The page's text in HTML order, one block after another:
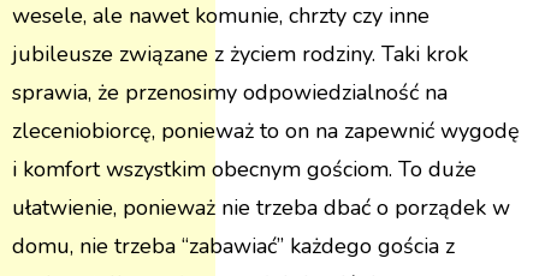
wesele, ale nawet komunie, chrzty czy inne
jubileusze związane z życiem rodziny. Taki krok
sprawia, że przenosimy odpowiedzialność na
zleceniobiorcę, ponieważ to on na zapewnić wygodę
i komfort wszystkim obecnym gościom. To duże
ułatwienie, ponieważ nie trzeba dbać o porządek w
domu, nie trzeba “zabawiać” każdego gościa z